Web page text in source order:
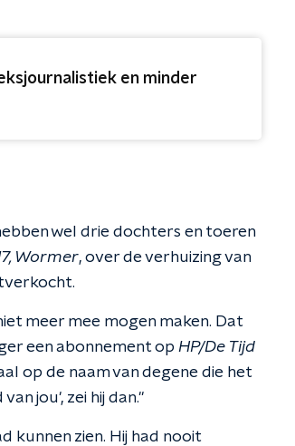
en minder
wel drie dochters en toeren
Wormer, over de verhuizing van
meer mee mogen maken. Dat
een abonnement op HP/De Tijd
op de naam van degene die het
jou', zei hij dan."
kunnen zien. Hij had nooit